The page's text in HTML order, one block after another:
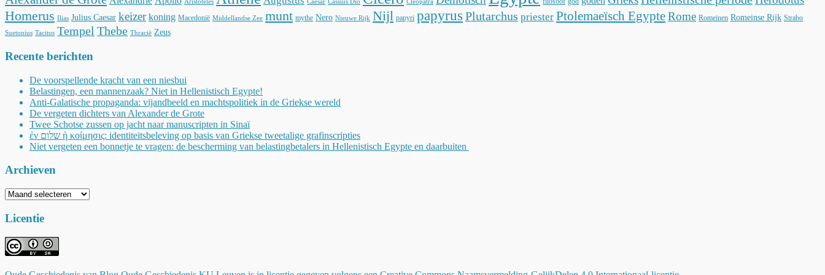
Aristoteles Caesar Cassius Dio Cleopatra
Homerus Ilias Julius Caesar keizer koning Macedonië Middellandse Zee munt mythe Nero Nieuwe Rijk Nijl papyri papyrus Plutarchus priester Ptolemaeïsch EgypteRome Romeinen Romeinse Rijk Strabo
Suetonius Tacitus Tempel Thebe Thracië Zeus
Recente berichten
De voorspellende kracht van een niesbui
Belastingen, een mannenzaak? Niet in Hellenistisch Egypte!
Anti-Galatische propaganda: vijandbeeld en machtspolitiek in de Griekse wereld
De vergeten dichters van Alexander de Grote
Twee Schotse zussen op jacht naar manuscripten in Sinaï
ἐν שלום ἡ κοίμησις: identiteitsbeleving op basis van Griekse tweetalige grafinscripties
Niet vergeten een bonnetje te vragen: de bescherming van belastingbetalers in Hellenistisch Egypte en daarbuiten
Archieven
Archieven
Licentie